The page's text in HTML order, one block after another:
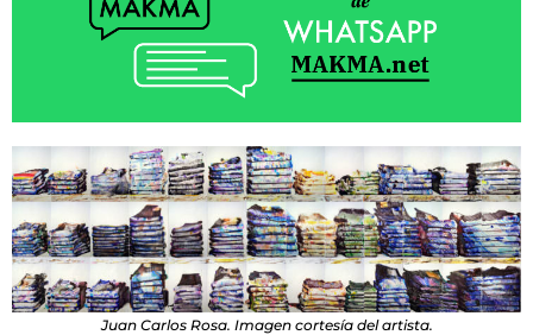
Juan Carlos Rosa. Imagen cortesía del artista.